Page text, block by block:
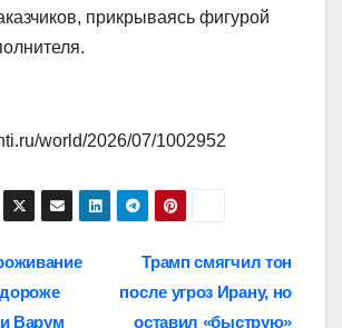
прикрываясь фигурой
world/2026/07/1002952
Трамп смягчил тон
после угроз Ирану, но
оставил «быструю»
Варум